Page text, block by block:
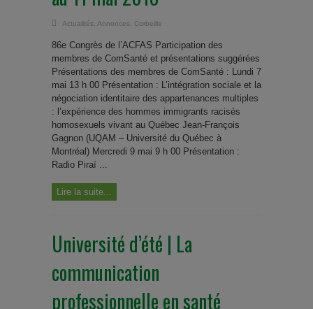
Actualités Annonces Corbeille
86e Congrès de l’ACFAS Participation des
membres de ComSanté et présentations suggérées
Présentations des membres de ComSanté : Lundi 7
mai 13 h 00 Présentation : L’intégration sociale et la
négociation identitaire des appartenances multiples
: l’expérience des hommes immigrants racisés
homosexuels vivant au Québec Jean-François
Gagnon (UQAM – Université du Québec à
Montréal) Mercredi 9 mai 9 h 00 Présentation :
Radio Piraí ...
Lire la suite...
Université d’été | La
communication
professionnelle en santé